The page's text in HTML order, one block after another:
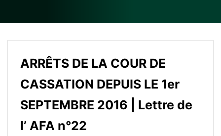
ARRÊTS DE LA COUR DE
CASSATION DEPUIS LE 1er
SEPTEMBRE 2016 | Lettre de
l’ AFA n°22